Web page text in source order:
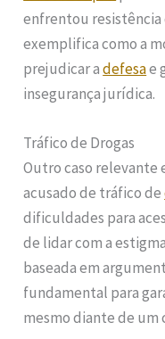
enfrentou resistência
exemplifica como a
prejudicar adefesae
insegurança jurídica.
Tráfico de Drogas
Outro caso relevante
acusado de tráfico de
dificuldades para
de lidar com a
baseada em
fundamental para
mesmo diante de um